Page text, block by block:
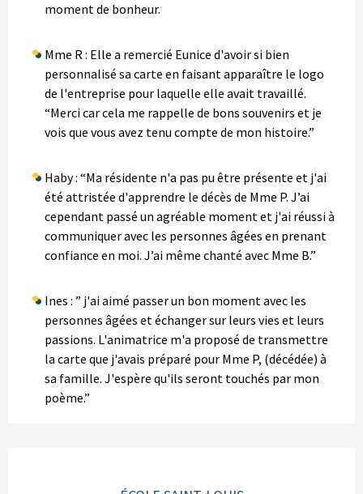
moment de bonheur.
Mme R : Elle a remercié Eunice d'avoir si bien
personnalisé sa carte en faisant apparaître le logo
de l'entreprise pour laquelle elle avait travaillé.
“Merci car cela me rappelle de bons souvenirs et je
vois que vous avez tenu compte de mon histoire.”
Haby : “Ma résidente n'a pas pu être présente et j'ai
été attristée d'apprendre le décès de Mme P. J’ai
cependant passé un agréable moment et j'ai réussi à
communiquer avec les personnes âgées en prenant
confiance en moi. J’ai même chanté avec Mme B.”
Ines : ” j'ai aimé passer un bon moment avec les
personnes âgées et échanger sur leurs vies et leurs
passions. L'animatrice m'a proposé de transmettre
la carte que j'avais préparé pour Mme P, (décédée) à
sa famille. J'espère qu'ils seront touchés par mon
poème.”